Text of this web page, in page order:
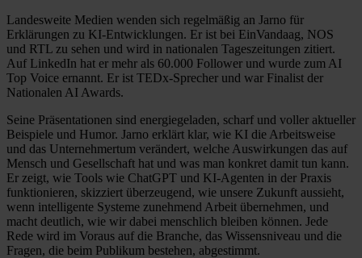
Landesweite Medien wenden sich regelmäßig an Jarno für
Erklärungen zu KI-Entwicklungen. Er ist bei EinVandaag, NOS
und RTL zu sehen und wird in nationalen Tageszeitungen zitiert.
Auf LinkedIn hat er mehr als 60.000 Follower und wurde zum AI
Top Voice ernannt. Er ist TEDx-Sprecher und war Finalist der
Nationalen AI Awards.
Seine Präsentationen sind energiegeladen, scharf und voller aktueller
Beispiele und Humor. Jarno erklärt klar, wie KI die Arbeitsweise
und das Unternehmertum verändert, welche Auswirkungen das auf
Mensch und Gesellschaft hat und was man konkret damit tun kann.
Er zeigt, wie Tools wie ChatGPT und KI-Agenten in der Praxis
funktionieren, skizziert überzeugend, wie unsere Zukunft aussieht,
wenn intelligente Systeme zunehmend Arbeit übernehmen, und
macht deutlich, wie wir dabei menschlich bleiben können. Jede
Rede wird im Voraus auf die Branche, das Wissensniveau und die
Fragen, die beim Publikum bestehen, abgestimmt.